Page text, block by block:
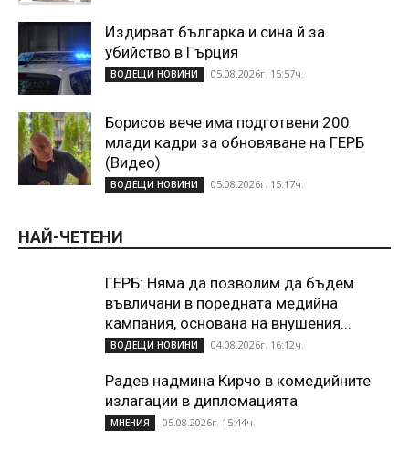
Издирват българка и сина й за
убийство в Гърция
ВОДЕЩИ НОВИНИ 05.08.2026г. 15:57ч.
Борисов вече има подготвени 200
млади кадри за обновяване на ГЕРБ
(Видео)
ВОДЕЩИ НОВИНИ 05.08.2026г. 15:17ч.
НАЙ-ЧЕТЕНИ
ГЕРБ: Няма да позволим да бъдем
въвличани в поредната медийна
кампания, основана на внушения...
ВОДЕЩИ НОВИНИ 04.08.2026г. 16:12ч.
Радев надмина Кирчо в комедийните
излагации в дипломацията
МНЕНИЯ 05.08.2026г. 15:44ч.